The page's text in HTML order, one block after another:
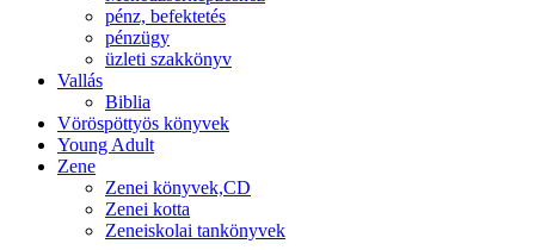
pénz, befektetés
pénzügy
üzleti szakkönyv
Vallás
Biblia
Vöröspöttyös könyvek
Young Adult
Zene
Zenei könyvek,CD
Zenei kotta
Zeneiskolai tankönyvek